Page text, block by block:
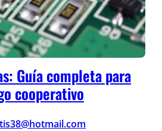
Guía completa para
cooperativo